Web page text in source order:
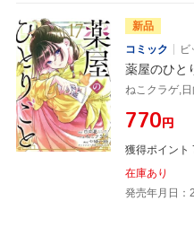
新品
コミック
ビ
薬屋のひと
ねこクラゲ,
¥770円
獲得ポイント
在庫あり
発売年月日：